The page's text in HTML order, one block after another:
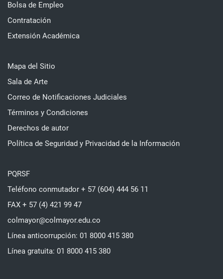
Bolsa de Empleo
Contratación
Extensión Académica
Mapa del Sitio
Sala de Arte
Correo de Notificaciones Judiciales
Términos y Condiciones
Derechos de autor
Política de Seguridad y Privacidad de la Información
PQRSF
Teléfono conmutador + 57 (604) 444 56 11
FAX + 57 (4) 421 99 47
colmayor@colmayor.edu.co
Línea anticorrupción: 01 8000 415 380
Línea gratuita: 01 8000 415 380